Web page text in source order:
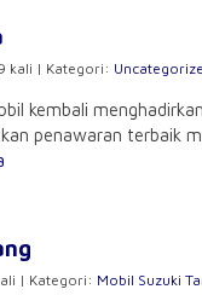
kali | Kategori:
kembali
penawaran terbaik
| Kategori: Mobil Suzuki